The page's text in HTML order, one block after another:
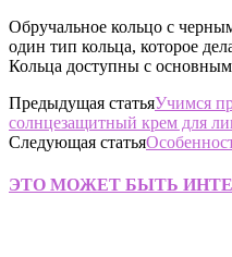
Обручальное кольцо с
один тип кольца, которое
Кольца доступны с
Предыдущая статьяУчимся
солнцезащитный крем для
Следующая статья
ЭТО МОЖЕТ БЫТЬ